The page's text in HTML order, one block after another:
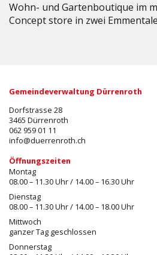
Wohn- und Gartenboutique im
Concept store in zwei
Gemeindeverwaltung Dürrenroth
Dorfstrasse 28
3465 Dürrenroth
062 959 01 11
info@duerrenroth.ch
Öffnungszeiten
Montag
08.00 – 11.30 Uhr / 14.00 – 16.30 Uhr
Dienstag
08.00 – 11.30 Uhr / 14.00 – 18.00 Uhr
Mittwoch
ganzer Tag geschlossen
Donnerstag